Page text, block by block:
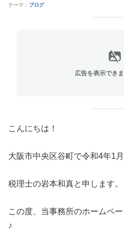
テーマ： ブログ
広告を表示でき
こんにちは！
大阪市中央区谷町で令和4年1
税理士の岩本和真と申します。
この度、当事務所のホームペ
♪